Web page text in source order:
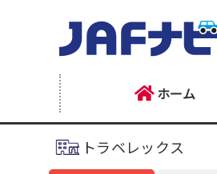
ホーム
トラベレックス